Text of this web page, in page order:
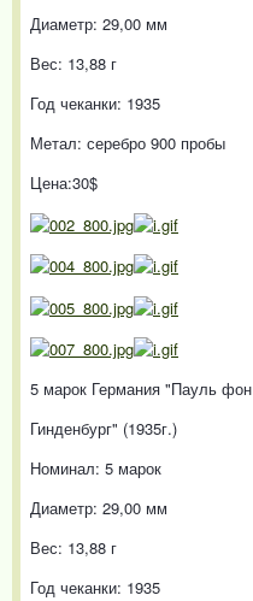
Диаметр: 29,00 мм
Вес: 13,88 г
Год чеканки: 1935
Метал: серебро 900 пробы
Цена:30$
5 марок Германия "Пауль фон
Гинденбург" (1935г.)
Номинал: 5 марок
Диаметр: 29,00 мм
Вес: 13,88 г
Год чеканки: 1935